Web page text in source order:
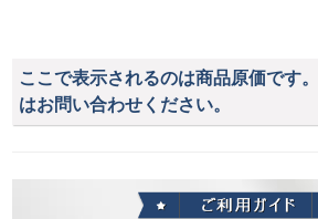
ここで表示されるのは商品原価です
はお問い合わせください。